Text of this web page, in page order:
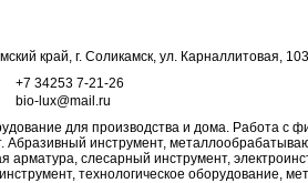
край, г. Соликамск, ул. Карналлитовая, 103
+7 34253 7-21-26
bio-lux@mail.ru
для производства и дома. Работа с
Абразивный инструмент,
арматура, слесарный инструмент,
технологическое оборудование,